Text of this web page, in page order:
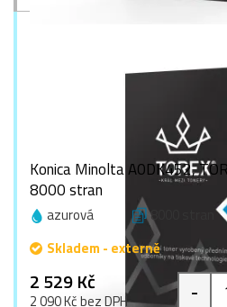
Konica Minolta A0DK452,
8000 stran
azurová 8000 stran
Skladem - externě
2 529 Kč
2 090 Kč bez DPH -